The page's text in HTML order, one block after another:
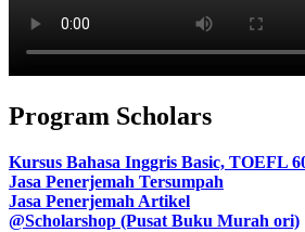
Program Scholars
Kursus Bahasa Inggris Basic, TOEFL
Jasa Penerjemah Tersumpah
Jasa Penerjemah Artikel
@Scholarshop (Pusat Buku Murah ori)